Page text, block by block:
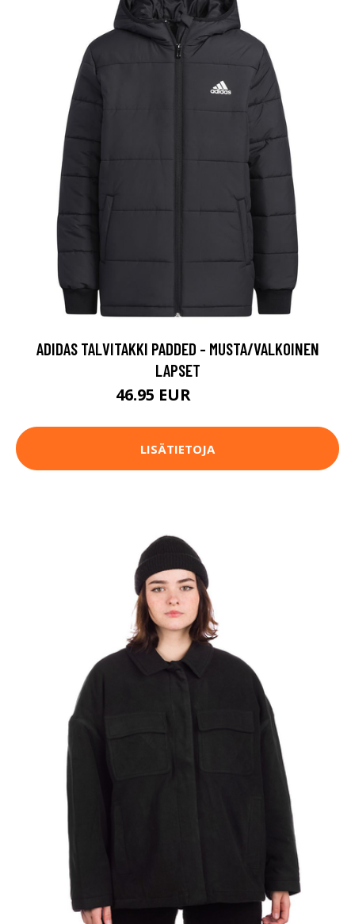
ADIDAS TALVITAKKI PADDED - MUSTA/VALKOINEN
LAPSET
46.95 EUR
LISÄTIETOJA